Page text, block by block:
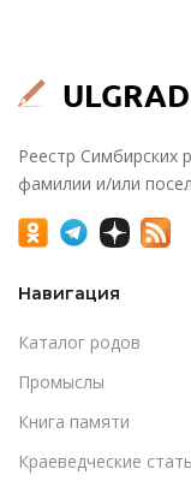
Реестр Симбирских
фамилии и/или
Навигация
Каталог родов
Промыслы
Книга памяти
Краеведческие